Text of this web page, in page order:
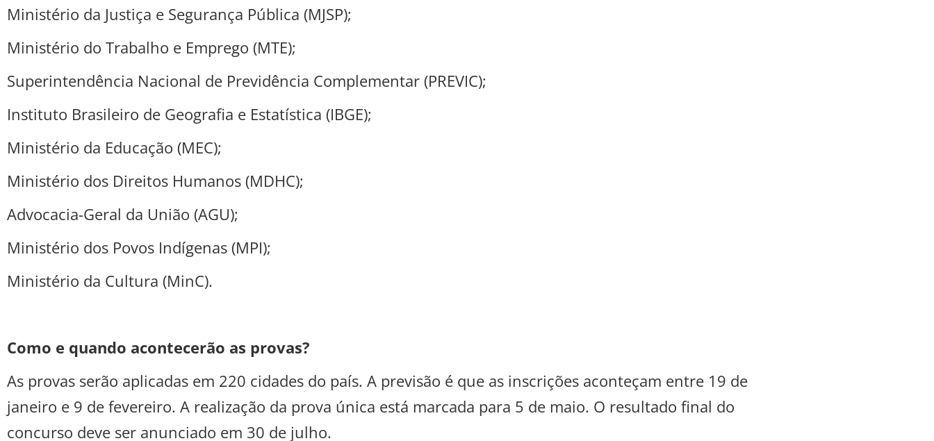
Ministério da Justiça e Segurança Pública (MJSP);
Ministério do Trabalho e Emprego (MTE);
Superintendência Nacional de Previdência Complementar (PREVIC);
Instituto Brasileiro de Geografia e Estatística (IBGE);
Ministério da Educação (MEC);
Ministério dos Direitos Humanos (MDHC);
Advocacia-Geral da União (AGU);
Ministério dos Povos Indígenas (MPI);
Ministério da Cultura (MinC).
Como e quando acontecerão as provas?
As provas serão aplicadas em 220 cidades do país. A previsão é que as inscrições aconteçam entre 19 de
janeiro e 9 de fevereiro. A realização da prova única está marcada para 5 de maio. O resultado final do
concurso deve ser anunciado em 30 de julho.